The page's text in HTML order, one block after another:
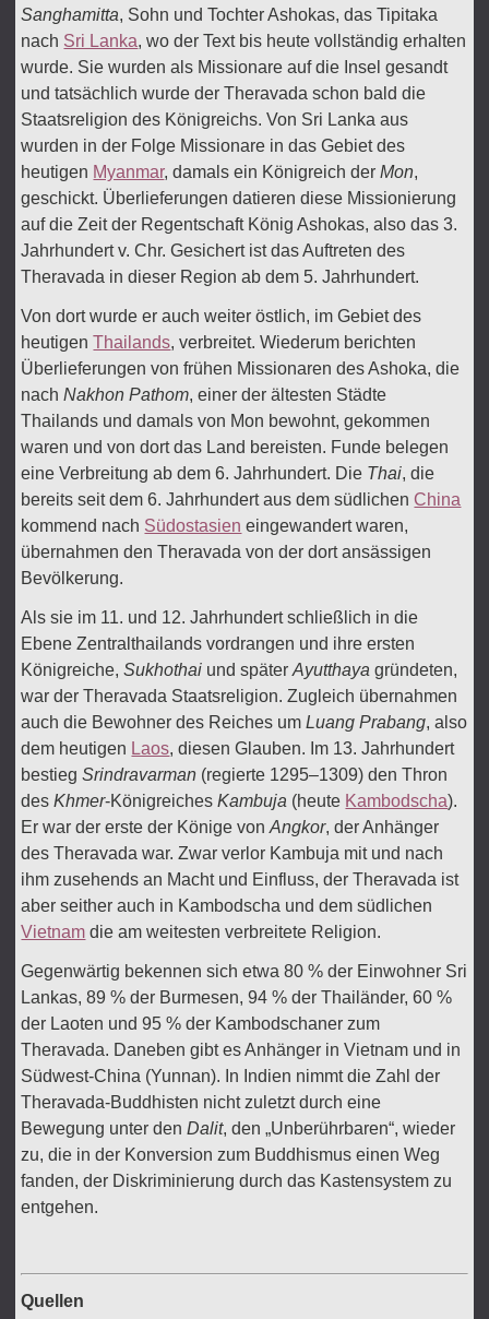
Sanghamitta, Sohn und Tochter Ashokas, das Tipitaka
nach Sri Lanka, wo der Text bis heute vollständig erhalten
wurde. Sie wurden als Missionare auf die Insel gesandt
und tatsächlich wurde der Theravada schon bald die
Staatsreligion des Königreichs. Von Sri Lanka aus
wurden in der Folge Missionare in das Gebiet des
heutigen Myanmar, damals ein Königreich derMon,
geschickt. Überlieferungen datieren diese Missionierung
auf die Zeit der Regentschaft König Ashokas, also das 3.
Jahrhundert v. Chr. Gesichert ist das Auftreten des
Theravada in dieser Region ab dem 5. Jahrhundert.
Von dort wurde er auch weiter östlich, im Gebiet des
heutigenThailands, verbreitet. Wiederum berichten
Überlieferungen von frühen Missionaren des Ashoka, die
nachNakhon Pathom, einer der ältesten Städte
Thailands und damals von Mon bewohnt, gekommen
waren und von dort das Land bereisten. Funde belegen
eine Verbreitung ab dem 6. Jahrhundert. Die Thai, die
bereits seit dem 6. Jahrhundert aus dem südlichenChina
kommend nach Südostasien eingewandert waren,
übernahmen den Theravada von der dort ansässigen
Bevölkerung.
Als sie im 11. und 12. Jahrhundert schließlich in die
Ebene Zentralthailands vordrangen und ihre ersten
Königreiche,Sukhothai und späterAyutthaya gründeten,
war der Theravada Staatsreligion. Zugleich übernahmen
auch die Bewohner des Reiches umLuang Prabang, also
dem heutigen Laos, diesen Glauben. Im 13. Jahrhundert
bestiegSrindravarman (regierte 1295–1309) den Thron
desKhmer-KönigreichesKambuja (heute Kambodscha).
Er war der erste der Könige vonAngkor, der Anhänger
des Theravada war. Zwar verlor Kambuja mit und nach
ihm zusehends an Macht und Einfluss, der Theravada ist
aber seither auch in Kambodscha und dem südlichen
Vietnam die am weitesten verbreitete Religion.
Gegenwärtig bekennen sich etwa 80 % der Einwohner Sri
Lankas, 89 % der Burmesen, 94 % der Thailänder, 60 %
der Laoten und 95 % der Kambodschaner zum
Theravada. Daneben gibt es Anhänger in Vietnam und in
Südwest-China (Yunnan). In Indien nimmt die Zahl der
Theravada-Buddhisten nicht zuletzt durch eine
Bewegung unter denDalit, den „Unberührbaren“, wieder
zu, die in der Konversion zum Buddhismus einen Weg
fanden, der Diskriminierung durch das Kastensystem zu
entgehen.
Quellen